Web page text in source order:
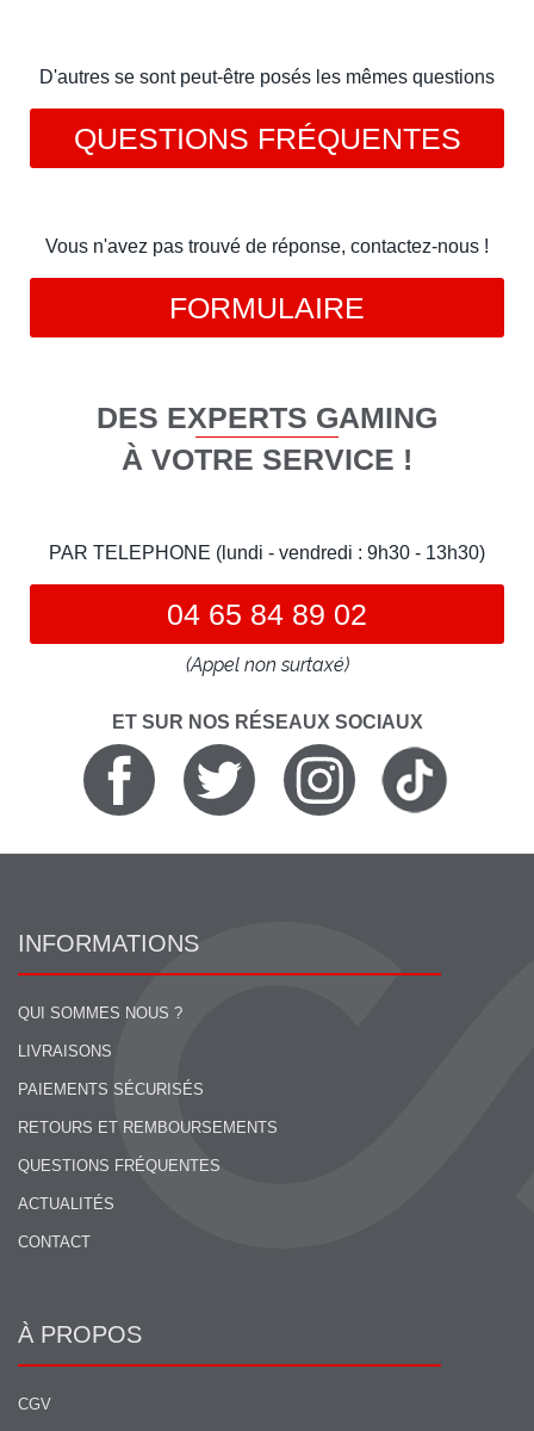
D'autres se sont peut-être posés les mêmes questions
QUESTIONS FRÉQUENTES
Vous n'avez pas trouvé de réponse, contactez-nous !
FORMULAIRE
DES EXPERTS GAMING
À VOTRE SERVICE !
PAR TELEPHONE (lundi - vendredi : 9h30 - 13h30)
04 65 84 89 02
(Appel non surtaxé)
ET SUR NOS RÉSEAUX SOCIAUX
INFORMATIONS
QUI SOMMES NOUS ?
LIVRAISONS
PAIEMENTS SÉCURISÉS
RETOURS ET REMBOURSEMENTS
QUESTIONS FRÉQUENTES
ACTUALITÉS
CONTACT
À PROPOS
CGV